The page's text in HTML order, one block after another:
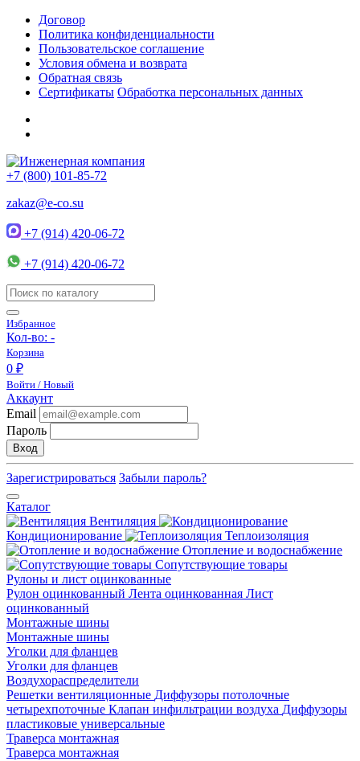
Договор
Политика конфиденциальности
Пользовательское соглашение
Условия обмена и возврата
Обратная связь
Сертификаты Обработка персональных данных
+7 (800) 101-85-72
zakaz@e-co.su
+7 (914) 420-06-72
+7 (914) 420-06-72
Избранное
Кол-во: -
Корзина
0 ₽
Войти / Новый
Аккаунт
Email
Пароль
Вход
Зарегистрироваться Забыли пароль?
Каталог
Вентиляция
Кондиционирование
Теплоизоляция
Отопление и водоснабжение
Сопутствующие товары
Рулоны и лист оцинкованные
Рулон оцинкованный Лента оцинкованная Лист
оцинкованный
Монтажные шины
Монтажные шины
Уголки для фланцев
Уголки для фланцев
Воздухораспределители
Решетки вентиляционные Диффузоры потолочные
четырехпоточные Клапан инфильтрации воздуха Диффузоры
пластиковые универсальные
Траверса монтажная
Траверса монтажная